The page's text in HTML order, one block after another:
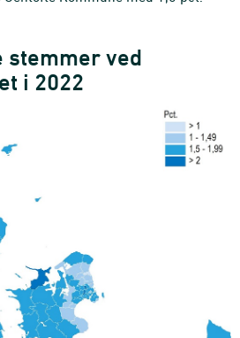
stemmer ved
i 2022